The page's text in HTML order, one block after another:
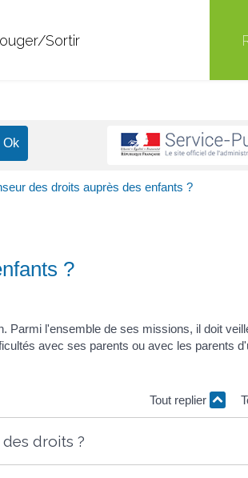
Sortir
des droits auprès des enfants ?
?
Parmi l'ensemble de ses missions, il doit
avec ses parents ou avec les parents
Tout replier
droits ?